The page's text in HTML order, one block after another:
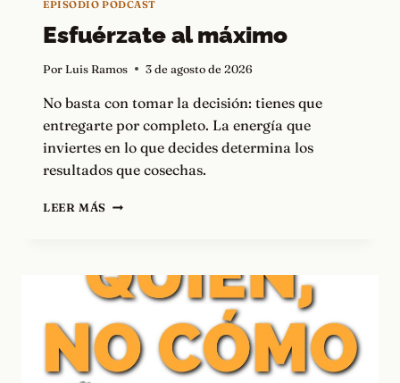
EPISODIO PODCAST
Esfuérzate al máximo
Por Luis Ramos 3 de agosto de 2026
No basta con tomar la decisión: tienes que
entregarte por completo. La energía que
inviertes en lo que decides determina los
resultados que cosechas.
LEER MÁS ESFUÉRZATE